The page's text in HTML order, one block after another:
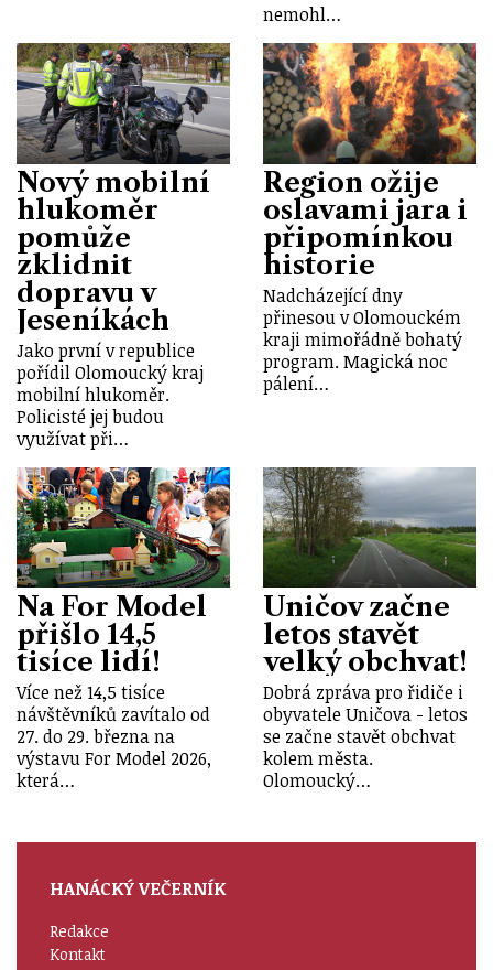
nemohl…
Nový mobilní
hlukoměr
pomůže
zklidnit
dopravu v
Jeseníkách
Jako první v republice
pořídil Olomoucký kraj
mobilní hlukoměr.
Policisté jej budou
využívat při…
Region ožije
oslavami jara i
připomínkou
historie
Nadcházející dny
přinesou v Olomouckém
kraji mimořádně bohatý
program. Magická noc
pálení…
Na For Model
přišlo 14,5
tisíce lidí!
Více než 14,5 tisíce
návštěvníků zavítalo od
27. do 29. března na
výstavu For Model 2026,
která…
Uničov začne
letos stavět
velký obchvat!
Dobrá zpráva pro řidiče i
obyvatele Uničova - letos
se začne stavět obchvat
kolem města.
Olomoucký…
HANÁCKÝ VEČERNÍK
Redakce
Kontakt